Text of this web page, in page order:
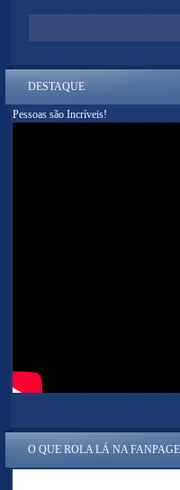
DESTAQUE
Pessoas são Incríveis!
O QUE ROLA LÁ NA FANPAGE